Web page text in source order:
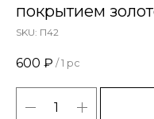
покрытием
SKU: П42
600 ₽ / 1 pc